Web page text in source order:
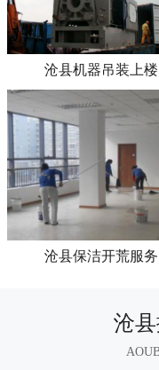
沧县机器吊装上楼
沧县保洁开荒服务
沧